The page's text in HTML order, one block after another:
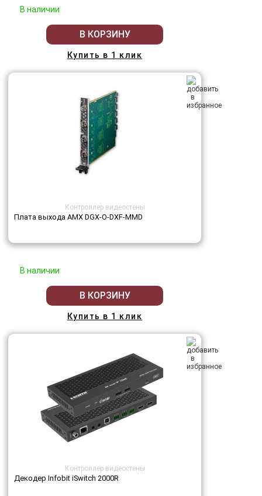
В наличии
В КОРЗИНУ
Купить в 1 клик
Контроллер видеостены
Плата выхода AMX DGX-O-DXF-MMD
В наличии
В КОРЗИНУ
Купить в 1 клик
Контроллер видеостены
Декодер Infobit iSwitch 2000R